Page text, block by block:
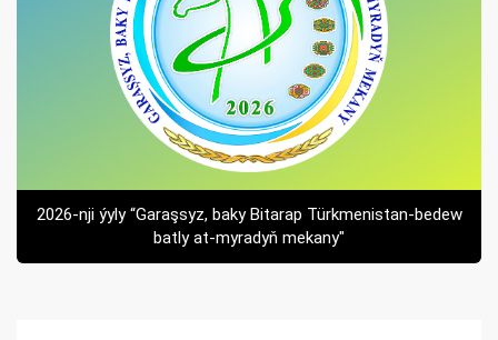
2026-nji ýyly “Garaşsyz, baky Bitarap Türkmenistan-bedew
batly at-myradyň mekany"